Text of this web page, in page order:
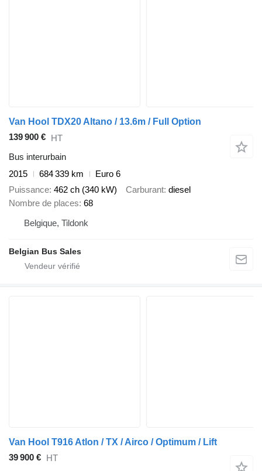
Van Hool TDX20 Altano / 13.6m / Full Option
139 900 € HT
Bus interurbain
2015
684 339 km
Euro 6
Puissance 462 ch (340 kW) Carburant diesel
Nombre de places 68
Belgique, Tildonk
Belgian Bus Sales
Van Hool T916 Atlon / TX / Airco / Optimum / Lift
39 900 € HT